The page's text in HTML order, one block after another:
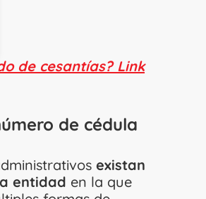
de cesantías? Link
de cédula
existan
entidad en la que